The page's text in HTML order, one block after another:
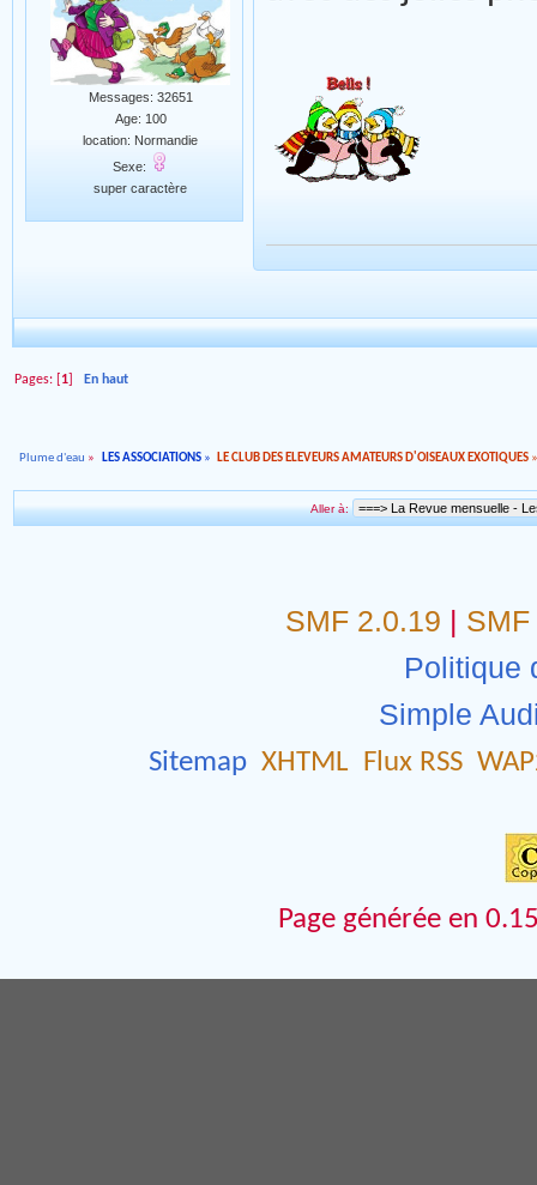
Messages: 32651
Age: 100
location: Normandie
Sexe:
super caractère
Pages: [ 1 En haut
Plume d'eau » LES ASSOCIATIONS» LE CLUB DES ELEVEURS AMATEURS D'OISEAUX EXOTIQUES
Aller à:
SMF 2.0.19 |
Politique
Simple
Sitemap XHTML Flux RSS
Page générée en